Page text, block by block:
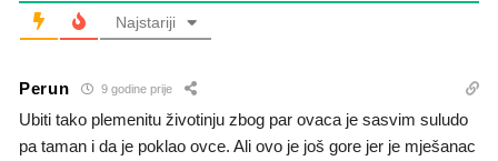
Najstariji
Perun 9 godine prije
Ubiti tako plemenitu životinju zbog par ovaca je sasvim suludo
pa taman i da je poklao ovce. Ali ovo je još gore jer je mješanac